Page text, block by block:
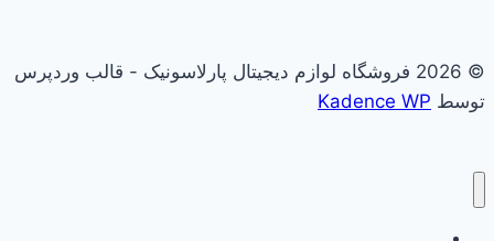
© 2026 فروشگاه لوازم دیجیتال پارلاسونیک - قالب وردپرس
توسط Kadence WP